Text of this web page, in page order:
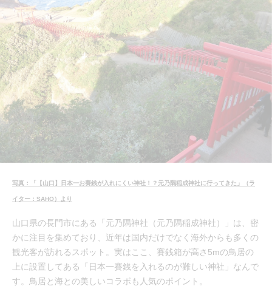
写真：「【山口】日本一お賽銭が入れにくい神社！？元乃隅稲成神社に行ってきた」（ラ
イター：SAHO）より
山口県の長門市にある「元乃隅神社（元乃隅稲成神社）」は、密
かに注目を集めており、近年は国内だけでなく海外からも多くの
観光客が訪れるスポット。実はここ、賽銭箱が高さ5mの鳥居の
上に設置してある「日本一賽銭を入れるのが難しい神社」なんで
す。鳥居と海との美しいコラボも人気のポイント。